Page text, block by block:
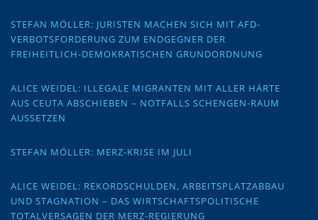
STEFAN MÖLLER: JURISTEN MACHEN SICH MIT AFD-
VERBOTSFORDERUNG ZUM ENDGEGNER DER
FREIHEITLICH-DEMOKRATISCHEN GRUNDORDNUNG
ALICE WEIDEL: ILLEGALE MIGRANTEN MIT ALLER HÄRTE
AUS CEUTA ABSCHIEBEN – NOTFALLS SCHENGEN-RAUM
AUSSETZEN
STEFAN MÖLLER: MERZ-KRISE IM JULI
ALICE WEIDEL: REKORDSCHULDEN, ARBEITSPLATZABBAU
UND STAGNATION – DAS WIRTSCHAFTSPOLITISCHE
TOTALVERSAGEN DER MERZ-REGIERUNG